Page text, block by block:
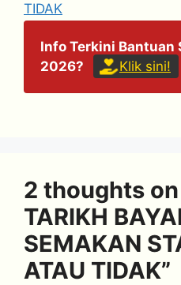
TIDAK
Info Terkini Bantuan
2026?
Klik sini!
2 thoughts on
TARIKH
SEMAKAN
ATAU TIDAK”